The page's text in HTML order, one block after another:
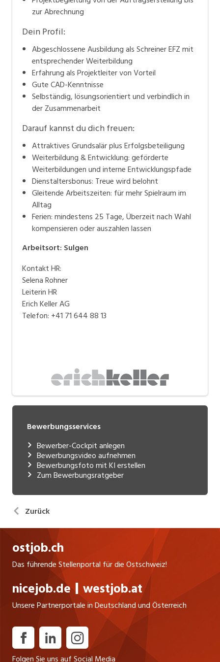
zur Abrechnung
Dein Profil:
Abgeschlossene Ausbildung als Schreiner EFZ mit
entsprechender Weiterbildung
Erfahrung als Projektleiter von Vorteil
Gute CAD-Kenntnisse
Selbständig, lösungsorientiert und verbindlich in
der Zusammenarbeit
Darauf kannst du dich freuen:
Attraktives Grundsalär plus Erfolgsbeteiligung
Weiterbildung & Entwicklung: geförderte
Weiterbildungen und interne Entwicklungspfade
Dienstaltersbonus: Treue wird belohnt
Gleitende Arbeitszeiten: für mehr Spielraum im
Alltag
Ferien: mindestens 25 Tage, Überzeit nach Wahl
kompensieren oder auszahlen lassen
Arbeitsort: Sulgen
Kontakt HR:
Selena Rohner
Leiterin HR
Erich Keller AG
Telefon: +41 71 644 88 13
Bewerbungsservices
Bewerber-Cockpit anlegen
Bewerbungsvideo aufnehmen
Bewerbungsfoto mit KI erstellen
Zum Bewerbungsratgeber
Zurück
ostjob.ch
Das führende Stellenportal für die Ostschweiz!
nicejob.de westjob.at
Unsere Partnerportale in Deutschland und Österreich
Folgen Sie uns auf Social Media